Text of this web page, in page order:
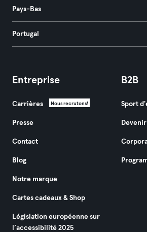
Pays-Bas
Portugal
Entreprise
Carrières Nous recrutons!
Presse
Contact
Blog
Notre marque
Cartes cadeaux & Shop
Législation européenne sur
l’accessibilité 2025
B2B
Sport